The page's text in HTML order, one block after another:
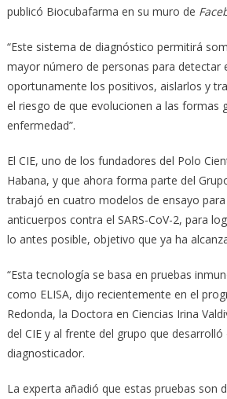
publicó Biocubafarma en su muro de
“Este sistema de diagnóstico permitirá
mayor número de personas para detectar
oportunamente los positivos, aislarlos y
el riesgo de que evolucionen a las formas
enfermedad”.
El CIE, uno de los fundadores del Polo
Habana, y que ahora forma parte del
trabajó en cuatro modelos de ensayo
anticuerpos contra el SARS-CoV-2, para
lo antes posible, objetivo que ya ha
“Esta tecnología se basa en pruebas
como ELISA, dijo recientemente en el
Redonda, la Doctora en Ciencias Irina
del CIE y al frente del grupo que desarrolló
diagnosticador.
La experta añadió que estas pruebas son